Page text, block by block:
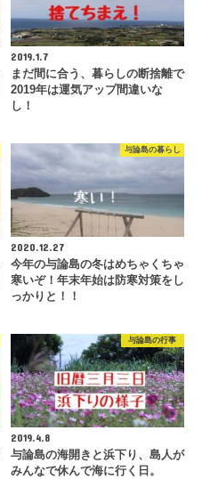
2019.1.7
まだ間に合う、暮らしの断捨離で
2019年は運気アップ間違いな
し！
与論島の暮らし
2020.12.27
今年の与論島の冬はめちゃくちゃ
寒いぞ！年末年始は防寒対策をし
っかりと！！
与論島の行事
2019.4.8
与論島の海開きと浜下り、島人が
みんなで休んで海に行く日。